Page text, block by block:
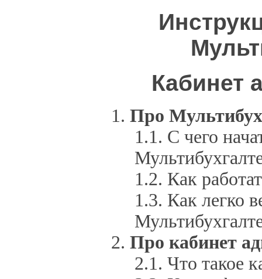
Кабинет
Про
С чего
Как
Как легко
Про кабинет
Что такое